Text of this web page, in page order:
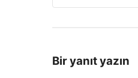
Bir yanıt yazın